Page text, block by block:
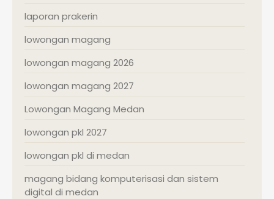
laporan prakerin
lowongan magang
lowongan magang 2026
lowongan magang 2027
Lowongan Magang Medan
lowongan pkl 2027
lowongan pkl di medan
magang bidang komputerisasi dan sistem
digital di medan